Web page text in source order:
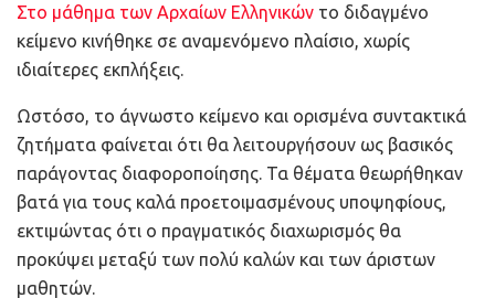
Στο μάθημα των Αρχαίων Ελληνικών το διδαγμένο
κείμενο κινήθηκε σε αναμενόμενο πλαίσιο, χωρίς
ιδιαίτερες εκπλήξεις.
Ωστόσο, το άγνωστο κείμενο και ορισμένα συντακτικά
ζητήματα φαίνεται ότι θα λειτουργήσουν ως βασικός
παράγοντας διαφοροποίησης. Τα θέματα θεωρήθηκαν
βατά για τους καλά προετοιμασμένους υποψηφίους,
εκτιμώντας ότι ο πραγματικός διαχωρισμός θα
προκύψει μεταξύ των πολύ καλών και των άριστων
μαθητών.